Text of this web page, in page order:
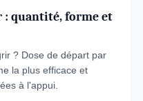
: quantité, forme et
? Dose de départ par
la plus efficace et
à l'appui.